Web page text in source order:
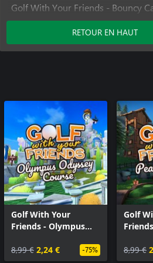
Golf With Your Friends - Bouncy
Course
Golf With Your Friends - Corrupted
Course
Golf With Your Friends - Racing
Golf With Your Friends - Summer
Golf With Your Friends - Sports
Golf With Your Friends - Pizza
Golf With Your Friends -
Pack
Golf With Your Friends - Fairytale
RETOUR EN HAUT
Golf With Your
Friends - Olympus
8,99 € 2,24 € -75%
Golf
8,99 €